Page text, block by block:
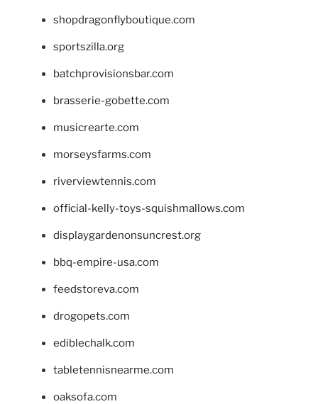
shopdragonflyboutique.com
sportszilla.org
batchprovisionsbar.com
brasserie-gobette.com
musicrearte.com
morseysfarms.com
riverviewtennis.com
official-kelly-toys-squishmallows.com
displaygardenonsuncrest.org
bbq-empire-usa.com
feedstoreva.com
drogopets.com
ediblechalk.com
tabletennisnearme.com
oaksofa.com